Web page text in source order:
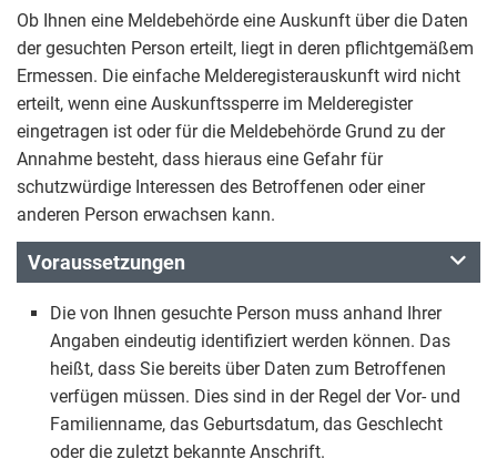
Ob Ihnen eine Meldebehörde eine Auskunft über die Daten
der gesuchten Person erteilt, liegt in deren pflichtgemäßem
Ermessen. Die einfache Melderegisterauskunft wird nicht
erteilt, wenn eine Auskunftssperre im Melderegister
eingetragen ist oder für die Meldebehörde Grund zu der
Annahme besteht, dass hieraus eine Gefahr für
schutzwürdige Interessen des Betroffenen oder einer
anderen Person erwachsen kann.
Voraussetzungen
Die von Ihnen gesuchte Person muss anhand Ihrer
Angaben eindeutig identifiziert werden können. Das
heißt, dass Sie bereits über Daten zum Betroffenen
verfügen müssen. Dies sind in der Regel der Vor- und
Familienname, das Geburtsdatum, das Geschlecht
oder die zuletzt bekannte Anschrift.